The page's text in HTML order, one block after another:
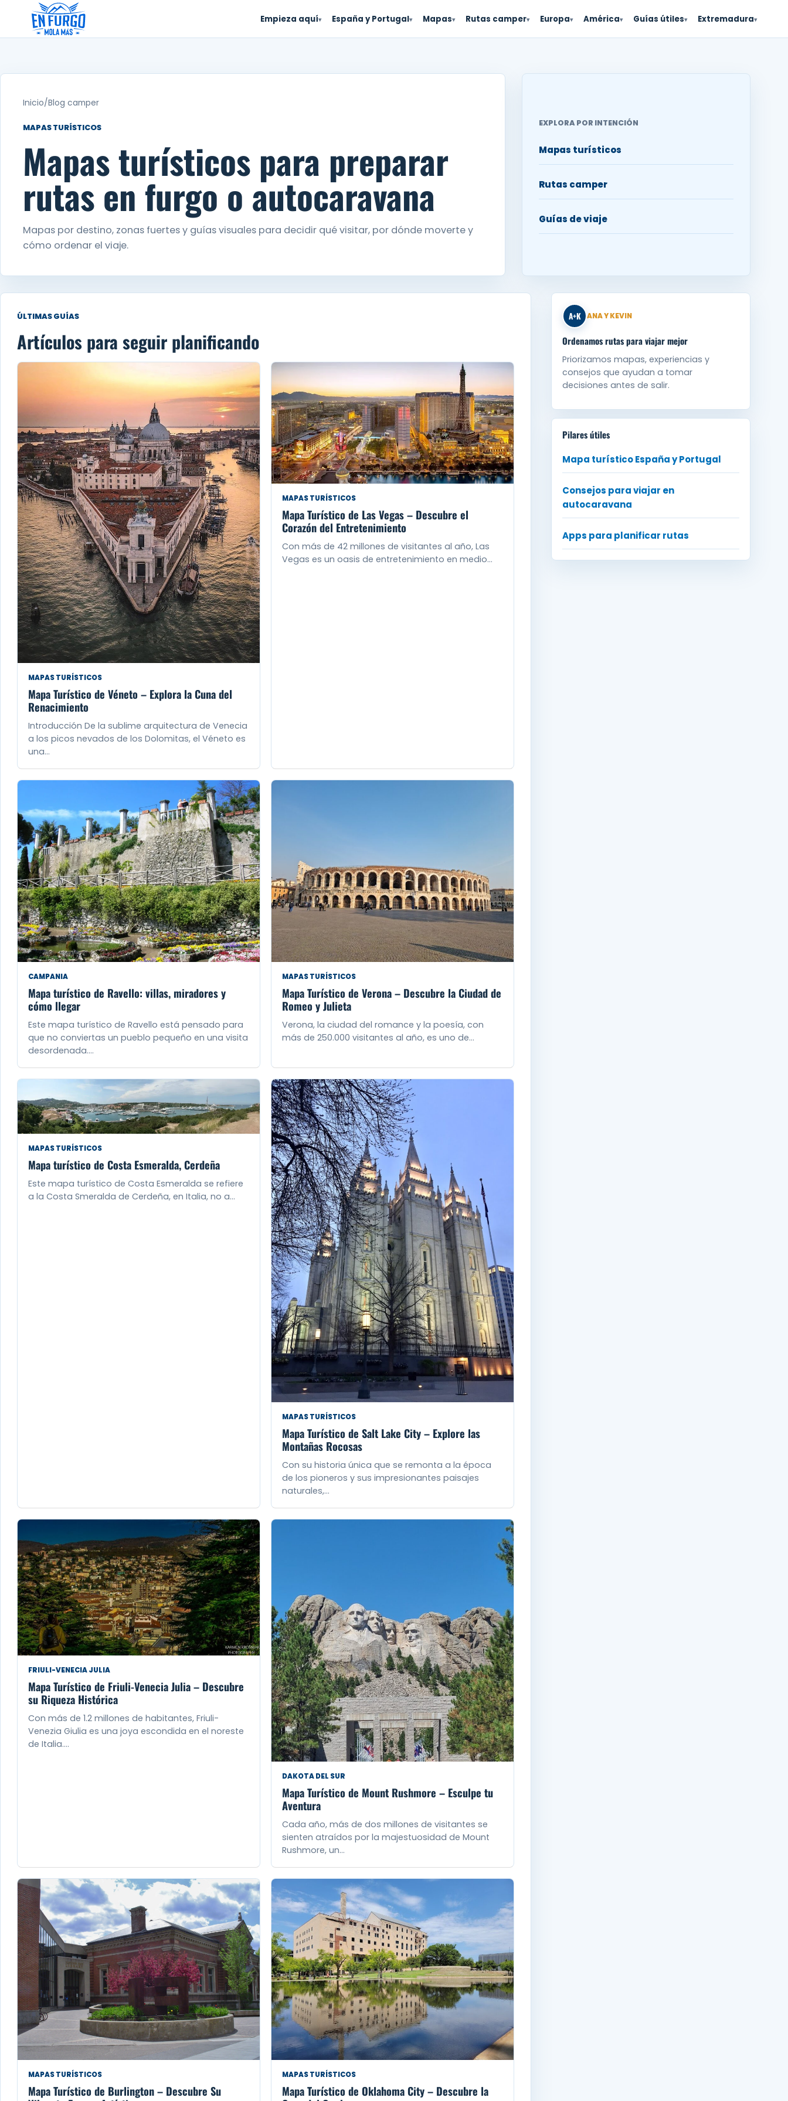
contenido
Empieza aquí▾ España y Portugal▾ Mapas▾ Rutas camper▾ Europa▾ América▾ Guías útiles▾ Extremadura▾
Inicio/Blog camper
MAPAS TURÍSTICOS
Mapas turísticos para preparar
rutas en furgo o autocaravana
Mapas por destino, zonas fuertes y guías visuales para decidir qué visitar, por dónde moverte y
cómo ordenar el viaje.
EXPLORA POR INTENCIÓN
Mapas turísticos
Rutas camper
Guías de viaje
ÚLTIMAS GUÍAS
Artículos para seguir planificando
MAPAS TURÍSTICOS
Mapa Turístico de Véneto – Explora la Cuna del
Renacimiento
Introducción De la sublime arquitectura de Venecia
a los picos nevados de los Dolomitas, el Véneto es
una…
MAPAS TURÍSTICOS
Mapa Turístico de Las Vegas – Descubre el
Corazón del Entretenimiento
Con más de 42 millones de visitantes al año, Las
Vegas es un oasis de entretenimiento en medio…
CAMPANIA
Mapa turístico de Ravello: villas, miradores y
cómo llegar
Este mapa turístico de Ravello está pensado para
que no conviertas un pueblo pequeño en una visita
desordenada.…
MAPAS TURÍSTICOS
Mapa Turístico de Verona – Descubre la Ciudad de
Romeo y Julieta
Verona, la ciudad del romance y la poesía, con
más de 250.000 visitantes al año, es uno de…
MAPAS TURÍSTICOS
Mapa turístico de Costa Esmeralda, Cerdeña
Este mapa turístico de Costa Esmeralda se refiere
a la Costa Smeralda de Cerdeña, en Italia, no a…
MAPAS TURÍSTICOS
Mapa Turístico de Salt Lake City – Explore las
Montañas Rocosas
Con su historia única que se remonta a la época
de los pioneros y sus impresionantes paisajes
naturales,…
FRIULI-VENECIA JULIA
Mapa Turístico de Friuli-Venecia Julia – Descubre
su Riqueza Histórica
Con más de 1.2 millones de habitantes, Friuli-
Venezia Giulia es una joya escondida en el noreste
de Italia.…
DAKOTA DEL SUR
Mapa Turístico de Mount Rushmore – Esculpe tu
Aventura
Cada año, más de dos millones de visitantes se
sienten atraídos por la majestuosidad de Mount
Rushmore, un…
MAPAS TURÍSTICOS
Mapa Turístico de Burlington – Descubre Su
MAPAS TURÍSTICOS
Mapa Turístico de Oklahoma City – Descubre la
A+K ANA Y KEVIN
Ordenamos rutas para viajar mejor
Priorizamos mapas, experiencias y
consejos que ayudan a tomar
decisiones antes de salir.
Pilares útiles
Mapa turístico España y Portugal
Consejos para viajar en
autocaravana
Apps para planificar rutas